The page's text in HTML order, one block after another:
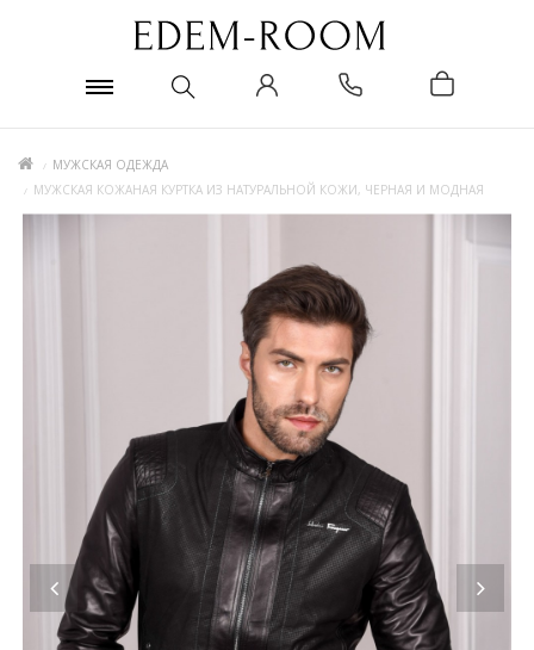
МУЖСКАЯ ОДЕЖДА
МУЖСКАЯ КОЖАНАЯ КУРТКА ИЗ НАТУРАЛЬНОЙ КОЖИ, ЧЕРНАЯ И МОДНАЯ